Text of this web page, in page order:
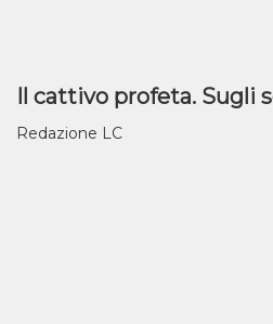
Il cattivo profeta. Sugli
Redazione LC